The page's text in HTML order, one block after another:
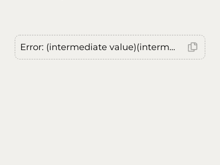
Error: (intermediate value)(intermediate value)(intermediate value).replaceAll is not a function